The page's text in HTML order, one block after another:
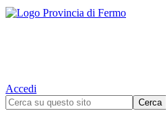
Accedi